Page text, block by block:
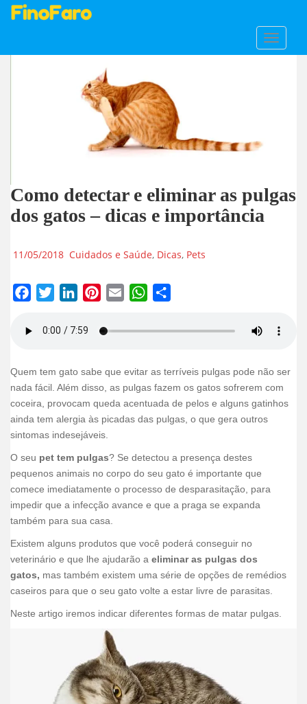
Como detectar e eliminar as pulgas
dos gatos – dicas e importância
11/05/2018 Cuidados e Saúde, Dicas, Pets
o
o
k
w
t
e
r
i
e
d
I
n
i
e
r
e
s
m
h
s
A
p
h
e
Quem tem gato sabe que evitar as terríveis pulgas pode não ser
nada fácil. Além disso, as pulgas fazem os gatos sofrerem com
coceira, provocam queda acentuada de pelos e alguns gatinhos
ainda tem alergia às picadas das pulgas, o que gera outros
sintomas indesejáveis.
O seu pet tem pulgas? Se detectou a presença destes
pequenos animais no corpo do seu gato é importante que
comece imediatamente o processo de desparasitação, para
impedir que a infecção avance e que a praga se expanda
também para sua casa.
Existem alguns produtos que você poderá conseguir no
veterinário e que lhe ajudarão a eliminar as pulgas dos
gatos, mas também existem uma série de opções de remédios
caseiros para que o seu gato volte a estar livre de parasitas.
Neste artigo iremos indicar diferentes formas de matar pulgas.